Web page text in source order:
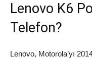
Lenovo K6
Telefon?
Lenovo, Motorola’yı